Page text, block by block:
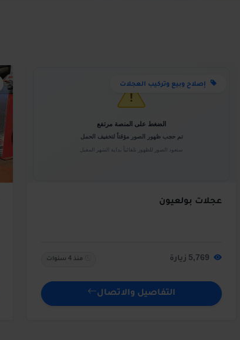
إصلاح وبيع وتركيب العجلات
عجلات بولعيون
منذ 4 سنوات
التفاصيل والاتصال